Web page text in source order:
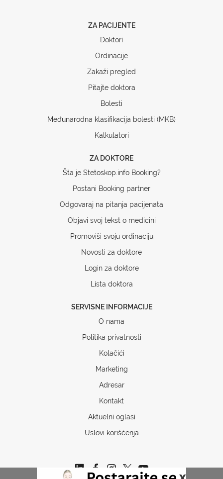
ZA PACIJENTE
Doktori
Ordinacije
Zakaži pregled
Pitajte doktora
Bolesti
Međunarodna klasifikacija bolesti (MKB)
Kalkulatori
ZA DOKTORE
Šta je Stetoskop.info Booking?
Postani Booking partner
Odgovaraj na pitanja pacijenata
Objavi svoj tekst o medicini
Promoviši svoju ordinaciju
Novosti za doktore
Login za doktore
Lista doktora
SERVISNE INFORMACIJE
O nama
Politika privatnosti
Kolačići
Marketing
Adresar
Kontakt
Aktuelni oglasi
Uslovi korišćenja